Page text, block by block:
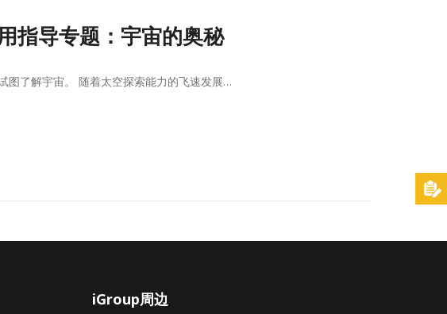
指导专题：宇宙的奥秘
图了解宇宙。 随着太空探索能力的飞速发展…
iGroup周边